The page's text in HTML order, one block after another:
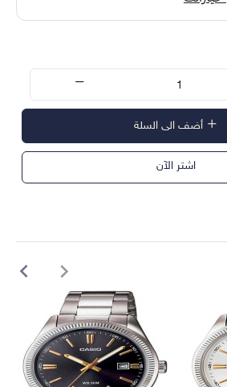
اشتر الآن